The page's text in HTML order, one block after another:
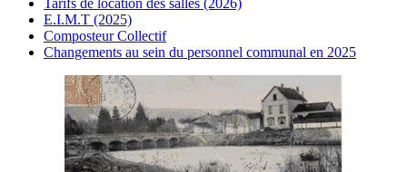
E.I.M.T (2025)
Composteur Collectif
Changements au sein du personnel communal en 2025